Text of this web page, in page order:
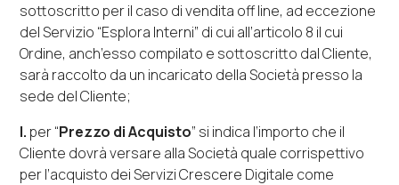
sottoscritto per il caso di vendita off line, ad eccezione
del Servizio “Esplora Interni” di cui all’articolo 8 il cui
Ordine, anch’esso compilato e sottoscritto dal Cliente,
sarà raccolto da un incaricato della Società presso la
sede del Cliente;
l. per “Prezzo di Acquisto” si indica l’importo che il
Cliente dovrà versare alla Società quale corrispettivo
per l’acquisto dei Servizi Crescere Digitale come